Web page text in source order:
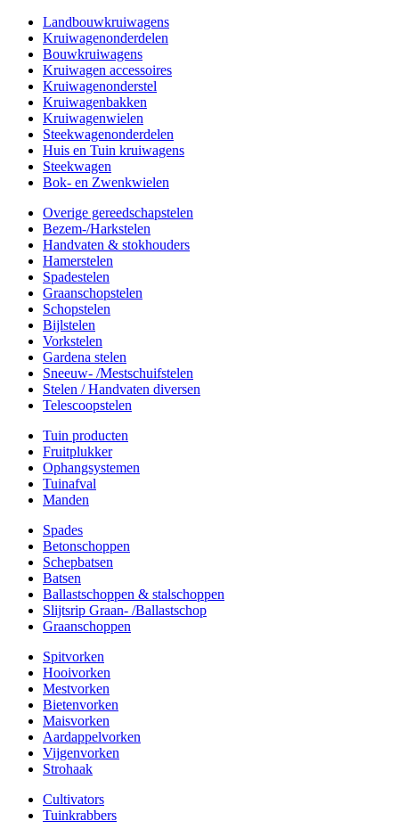
Landbouwkruiwagens
Kruiwagenonderdelen
Bouwkruiwagens
Kruiwagen accessoires
Kruiwagenonderstel
Kruiwagenbakken
Kruiwagenwielen
Steekwagenonderdelen
Huis en Tuin kruiwagens
Steekwagen
Bok- en Zwenkwielen
Overige gereedschapstelen
Bezem-/Harkstelen
Handvaten & stokhouders
Hamerstelen
Spadestelen
Graanschopstelen
Schopstelen
Bijlstelen
Vorkstelen
Gardena stelen
Sneeuw- /Mestschuifstelen
Stelen / Handvaten diversen
Telescoopstelen
Tuin producten
Fruitplukker
Ophangsystemen
Tuinafval
Manden
Spades
Betonschoppen
Schepbatsen
Batsen
Ballastschoppen & stalschoppen
Slijtsrip Graan- /Ballastschop
Graanschoppen
Spitvorken
Hooivorken
Mestvorken
Bietenvorken
Maisvorken
Aardappelvorken
Vijgenvorken
Strohaak
Cultivators
Tuinkrabbers